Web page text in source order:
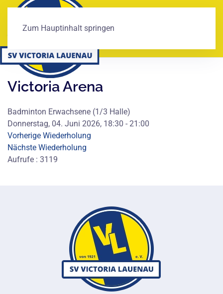
Zum Hauptinhalt springen
Victoria Arena
Badminton Erwachsene (1/3 Halle)
Donnerstag, 04. Juni 2026, 18:30 - 21:00
Vorherige Wiederholung
Nächste Wiederholung
Aufrufe : 3119